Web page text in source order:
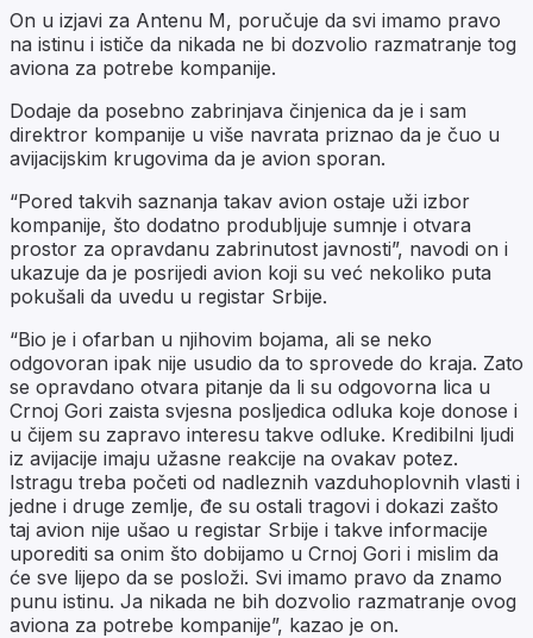
On u izjavi za Antenu M, poručuje da svi imamo pravo
na istinu i ističe da nikada ne bi dozvolio razmatranje tog
aviona za potrebe kompanije.
Dodaje da posebno zabrinjava činjenica da je i sam
direktror kompanije u više navrata priznao da je čuo u
avijacijskim krugovima da je avion sporan.
“Pored takvih saznanja takav avion ostaje uži izbor
kompanije, što dodatno produbljuje sumnje i otvara
prostor za opravdanu zabrinutost javnosti”, navodi on i
ukazuje da je posrijedi avion koji su već nekoliko puta
pokušali da uvedu u registar Srbije.
“Bio je i ofarban u njihovim bojama, ali se neko
odgovoran ipak nije usudio da to sprovede do kraja. Zato
se opravdano otvara pitanje da li su odgovorna lica u
Crnoj Gori zaista svjesna posljedica odluka koje donose i
u čijem su zapravo interesu takve odluke. Kredibilni ljudi
iz avijacije imaju užasne reakcije na ovakav potez.
Istragu treba početi od nadleznih vazduhoplovnih vlasti i
jedne i druge zemlje, đe su ostali tragovi i dokazi zašto
taj avion nije ušao u registar Srbije i takve informacije
uporediti sa onim što dobijamo u Crnoj Gori i mislim da
će sve lijepo da se posloži. Svi imamo pravo da znamo
punu istinu. Ja nikada ne bih dozvolio razmatranje ovog
aviona za potrebe kompanije”, kazao je on.